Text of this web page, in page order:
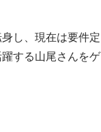
し、現在は要件定
する山尾さんをゲ